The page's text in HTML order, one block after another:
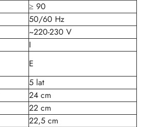
≥ 90
50/60 Hz
~220-230 V
I
E
5 lat
24 cm
22 cm
22,5 cm